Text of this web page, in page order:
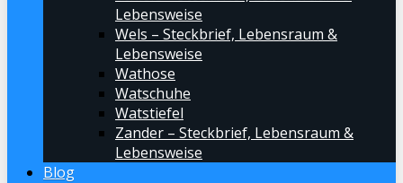
Lebensweise
Wels – Steckbrief, Lebensraum &
Lebensweise
Wathose
Watschuhe
Watstiefel
Zander – Steckbrief, Lebensraum &
Lebensweise
Blog